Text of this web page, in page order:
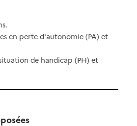
en perte d'autonomie (PA) et
de handicap (PH) et